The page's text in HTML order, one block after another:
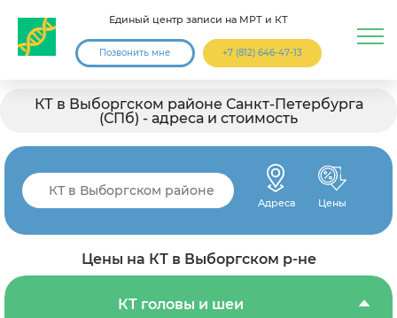
Единый центр записи на МРТ и КТ
Позвонить мне +7 (812) 646-47-13
КТ в Выборгском районе Санкт-Петербурга
(СПб) - адреса и стоимость
Адреса Цены
Цены на КТ в Выборгском р-не
КТ головы и шеи